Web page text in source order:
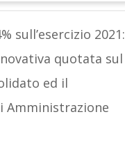
sull’esercizio 2021:
quotata sul
ed il
Amministrazione